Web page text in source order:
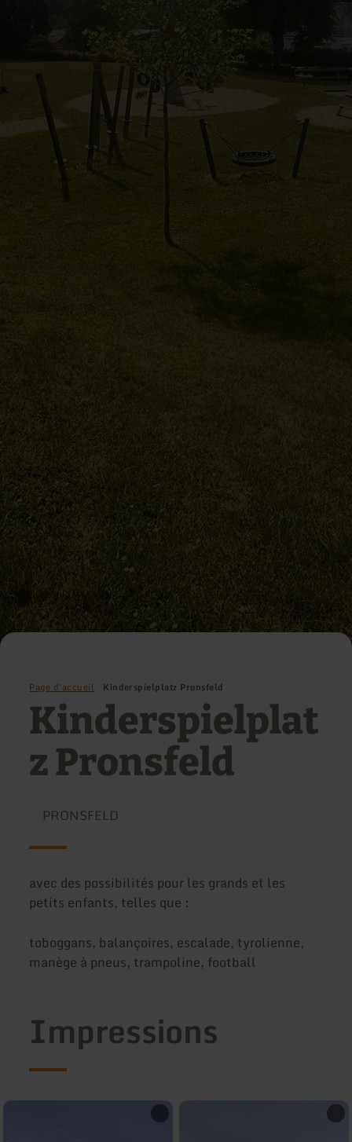
Page d'accueil Kinderspielplatz Pronsfeld
Kinderspielplat
z Pronsfeld
PRONSFELD
avec des possibilités pour les grands et les
petits enfants, telles que :
toboggans, balançoires, escalade, tyrolienne,
manège à pneus, trampoline, football
Impressions